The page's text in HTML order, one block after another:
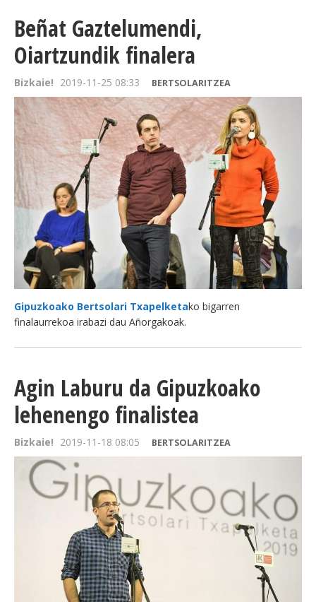
Beñat Gaztelumendi,
Oiartzundik finalera
Bizkaie! 2019-11-25 08:33 BERTSOLARITZEA
Gipuzkoako Bertsolari Txapelketako bigarren
finalaurrekoa irabazi dau Añorgakoak.
Agin Laburu da Gipuzkoako
lehenengo finalistea
Bizkaie! 2019-11-18 08:05 BERTSOLARITZEA